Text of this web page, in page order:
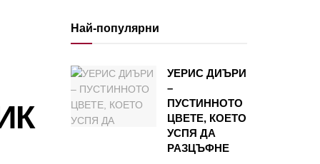
Най-популярни
УЕРИС ДИЪРИ
–
ПУСТИННОТО
ЦВЕТЕ, КОЕТО
УСПЯ ДА
РАЗЦЪФНЕ